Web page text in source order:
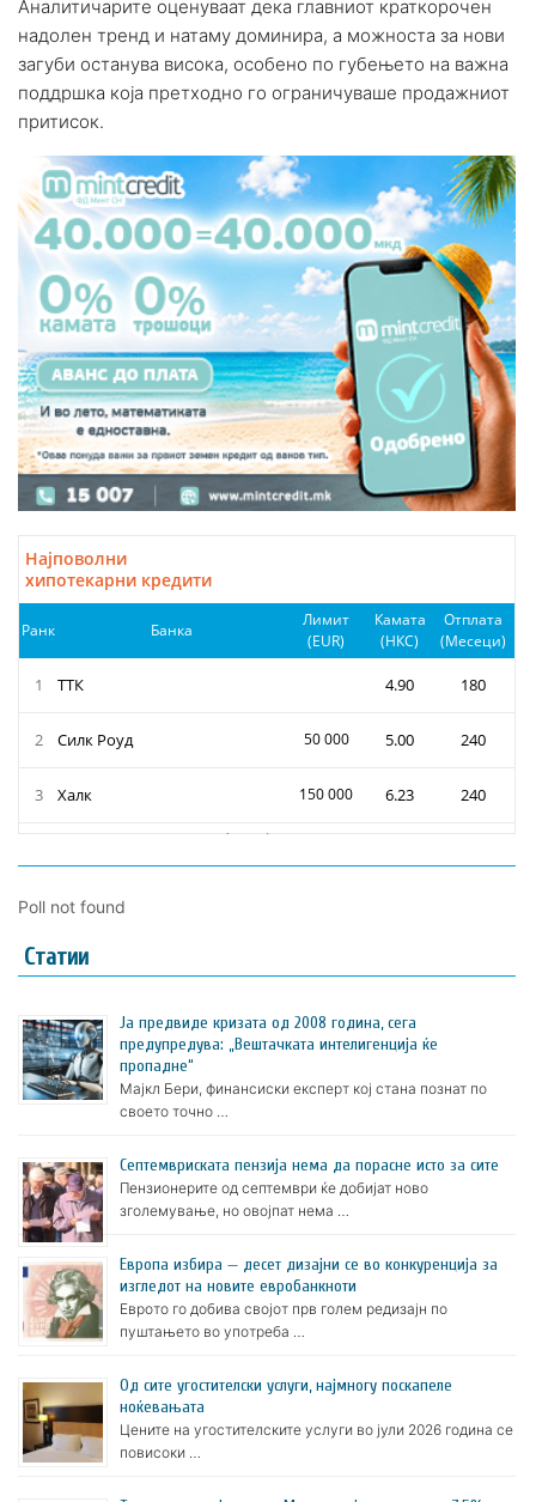
Аналитичарите оценуваат дека главниот краткорочен
надолен тренд и натаму доминира, а можноста за нови
загуби останува висока, особено по губењето на важна
поддршка која претходно го ограничуваше продажниот
притисок.
Poll not found
Статии
Ја предвиде кризата од 2008 година, сега
предупредува: „Вештачката интелигенција ќе
пропадне“
Мајкл Бери, финансиски експерт кој стана познат по
своето точно …
Септемвриската пензија нема да порасне исто за сите
Пензионерите од септември ќе добијат ново
зголемување, но овојпат нема …
Европа избира — десет дизајни се во конкуренција за
изгледот на новите евробанкноти
Еврото го добива својот прв голем редизајн по
пуштањето во употреба …
Oд сите угостителски услуги, најмногу поскапеле
ноќевањата
Цените на угостителските услуги во јули 2026 година се
повисоки …